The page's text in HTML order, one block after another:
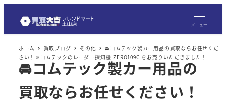
メニュー
ホーム 買取ブログ その他
🚘コムテック製カー用品の買取ならお任せくだ
さい！📡コムテックのレーダー探知機 ZERO109C をお売りいただきました！
🚘コムテック製カー用品の
買取ならお任せください！